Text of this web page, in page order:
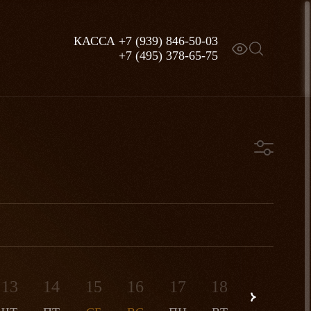
КАССА +7 (939) 846-50-03
+7 (495) 378-65-75
Премьера
13 14 15 16 17 18